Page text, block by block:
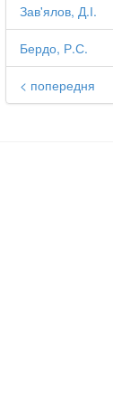
Зав'ялов, Д.І.
Бердо, Р.С.
< попередня